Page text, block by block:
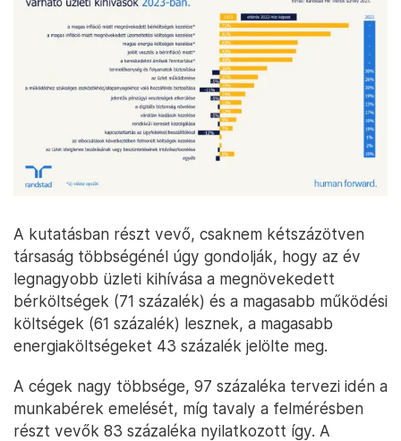
A kutatásban részt vevő, csaknem kétszázötven
társaság többségénél úgy gondolják, hogy az év
legnagyobb üzleti kihívása a megnövekedett
bérköltségek (71 százalék) és a magasabb működési
költségek (61 százalék) lesznek, a magasabb
energiaköltségeket 43 százalék jelölte meg.
A cégek nagy többsége, 97 százaléka tervezi idén a
munkabérek emelését, míg tavaly a felmérésben
részt vevők 83 százaléka nyilatkozott így. A